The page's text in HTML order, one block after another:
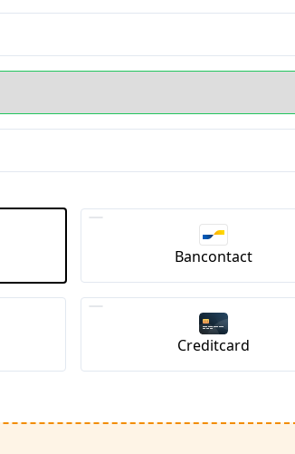
Bancontact
Creditcard